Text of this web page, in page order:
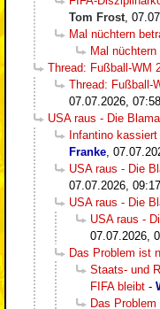
Tom Frost,
Mal nüchtern
Mal
Thread: Fußball-WM
Thread: Fußball-
07.07.2026, 07:58
USA raus - Die
Infantino
Franke,
USA raus - Die
07.07.2026, 09:17
USA raus - Die
USA raus -
07.07.2026,
Das Problem ist
Staats- und
FIFA bleibt -
Das